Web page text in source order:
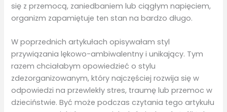
się z przemocą, zaniedbaniem lub ciągłym napięciem,
organizm zapamiętuje ten stan na bardzo długo.
W poprzednich artykułach opisywałam styl
przywiązania lękowo-ambiwalentny i unikający. Tym
razem chciałabym opowiedzieć o stylu
zdezorganizowanym, który najczęściej rozwija się w
odpowiedzi na przewlekły stres, traumę lub przemoc w
dzieciństwie. Być może podczas czytania tego artykułu